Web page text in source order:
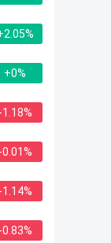
+0%
-1.18%
-0.01%
-1.14%
-0.83%